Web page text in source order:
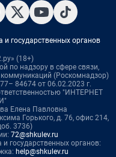
государственных органов
(18+)
по надзору в сфере связи,
(Роскомнадзор)
84674 от 06.02.2023 г.
"ИНТЕРНЕТ
Елена Павловна
Горького, д. 76, офис 214,
3736)
72@shkulev.ru
государственных органов:
help@shkulev.ru